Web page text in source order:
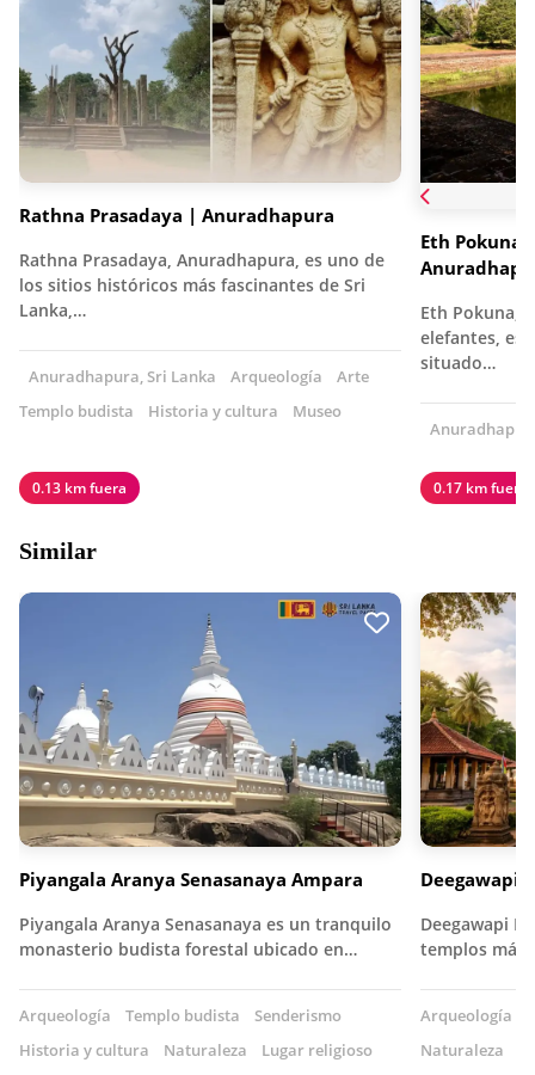
Rathna Prasadaya | Anuradhapura
Rathna Prasadaya, Anuradhapura, es uno de
los sitios históricos más fascinantes de Sri
Lanka,…
Anuradhapura, Sri Lanka Arqueología
Arte
Templo budista
Historia y cultura Museo
0.13 km fuera
Eth Pokuna
Eth Pokuna,
elefantes, es
situado…
0.17 km fuera
Similar
Piyangala Aranya Senasanaya Ampara
Piyangala Aranya Senasanaya es un tranquilo
monasterio budista forestal ubicado en…
Arqueología Templo budista
Senderismo
Historia y cultura
Naturaleza
Lugar religioso
Deegawapi
Deegawapi
templos más
Arqueología
Naturaleza